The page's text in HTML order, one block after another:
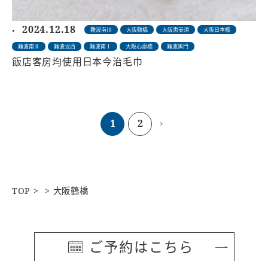
2024.12.18 難波南Ⅲ 大阪鶴橋 大阪恵美須 大阪日本橋
難波南Ⅱ 難波戎西 難波南Ⅰ 大阪心齋橋 難波黑門
飯店客房均使用日本今治毛巾
1 2
TOP 大阪鶴橋
ご予約はこちら